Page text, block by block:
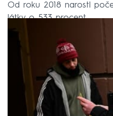
Od roku 2018 narostl
látky o 533 procent.